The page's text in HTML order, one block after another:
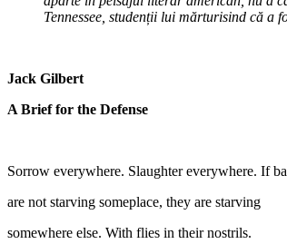
Tennessee, studenții lui mărturisind că a
Jack Gilbert
A Brief for the Defense
Sorrow everywhere. Slaughter everywhere. If
are not starving someplace, they are starving
somewhere else. With flies in their nostrils.